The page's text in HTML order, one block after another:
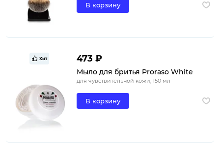
В корзину
Хит 473 ₽
Мыло для бритья Proraso White
для чувствительной кожи, 150 мл
В корзину